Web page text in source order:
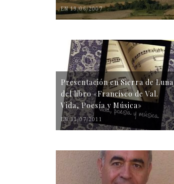
EN 19/06/2007
Presentación en Sierra de Luna
del libro «Francisco de Val.
Vida, Poesía y Música»
EN 31/07/2011